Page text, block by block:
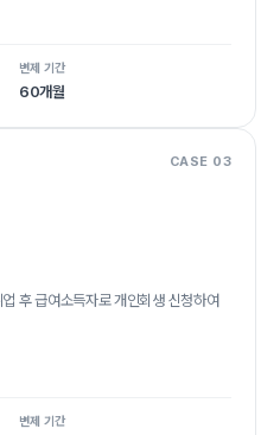
변제 기간
60개월
CASE 03
후 급여소득자로 개인회생 신청하여
변제 기간